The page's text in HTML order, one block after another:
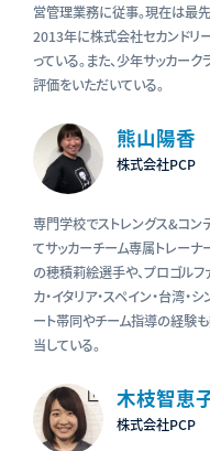
営管理業務に従事。現在は最
2013年に株式会社セカンドリ
っている。また、少年サッカー
評価をいただいている。
熊山陽香
株式会社PCP
専門学校でストレングス&コン
てサッカーチーム専属トレー
の穂積莉絵選手や、プロゴル
カ・イタリア・スペイン・台湾
ート帯同やチーム指導の経験
当している。
木枝智恵
株式会社PCP